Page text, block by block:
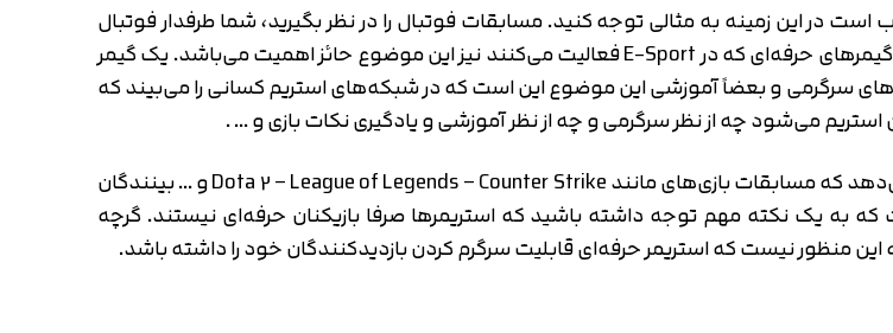
این زمینه به مثالی توجه کنید. مسابقات فوتبال را در نظر بگیرید، شما طرفدار فوتبال
هستید؟ و مسابقه آن را تماشا می‌کنید اخبار را می‌بینید. در بین گیمرها و گیمرهای حرفه‌ای که در E-Sport فعالیت می‌کنند نیز این موضوع حائز اهمیت می‌باشد. یک گیمر
سرگرمی و بعضاً آموزشی این موضوع این است که در شبکه‌های استریم کسانی را می‌بیند که
می‌شود چه از نظر سرگرمی و چه از نظر آموزشی و یادگیری نکات بازی و … .
البته ناگفته نماند قسمت بزرگی از استریم را مسابقات E-Sport تشکیل می‌دهد که مسابقات بازی‌های مانند Dota 2 – League of Legends – Counter Strike و … بینندگان
به یک نکته مهم توجه داشته باشید که استریمرها صرفا بازیکنان حرفه‌ای نیستند. گرچه
منظور نیست که استریمر حرفه‌ای قابلیت سرگرم کردن بازدیدکنندگان خود را داشته باشد.